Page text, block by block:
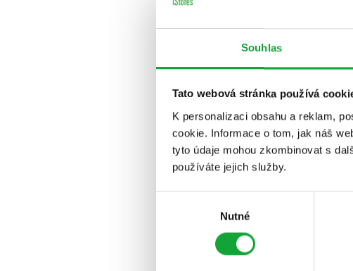
Souhlas
Tato webová stránka používá
K personalizaci obsahu a reklam,
cookie. Informace o tom, jak náš
tyto údaje mohou zkombinovat s
používáte jejich služby.
Nutné